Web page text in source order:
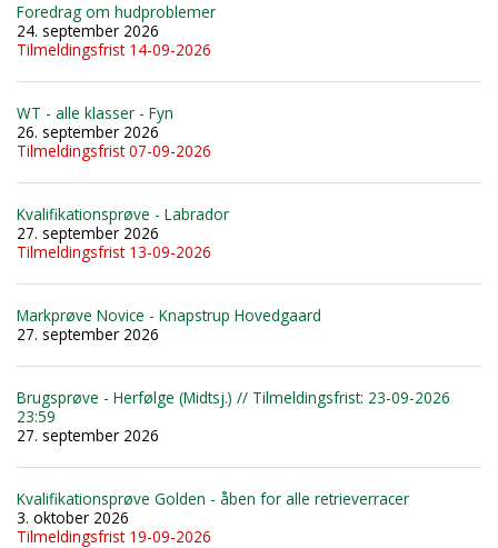
Foredrag om hudproblemer
24. september 2026
Tilmeldingsfrist 14-09-2026
WT - alle klasser - Fyn
26. september 2026
Tilmeldingsfrist 07-09-2026
Kvalifikationsprøve - Labrador
27. september 2026
Tilmeldingsfrist 13-09-2026
Markprøve Novice - Knapstrup Hovedgaard
27. september 2026
Brugsprøve - Herfølge (Midtsj.) // Tilmeldingsfrist: 23-09-2026
23:59
27. september 2026
Kvalifikationsprøve Golden - åben for alle retrieverracer
3. oktober 2026
Tilmeldingsfrist 19-09-2026